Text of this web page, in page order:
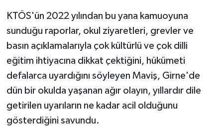
KTÖS'ün 2022 yılından bu yana kamuoyuna
sunduğu raporlar, okul ziyaretleri, grevler ve
basın açıklamalarıyla çok kültürlü ve çok dilli
eğitim ihtiyacına dikkat çektiğini, hükümeti
defalarca uyardığını söyleyen Maviş, Girne'de
dün bir okulda yaşanan ağır olayın, yıllardır dile
getirilen uyarıların ne kadar acil olduğunu
gösterdiğini savundu.